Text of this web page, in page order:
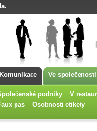
.
Komunikace Ve společenosti
podniky V
pas
Osobnosti etikety